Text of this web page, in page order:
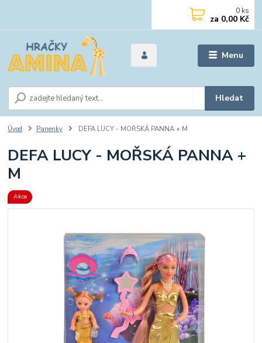
Menu
Hledat
0 ks
za 0,00 Kč
Úvod Panenky DEFA LUCY - MOŘSKÁ PANNA + M
DEFA LUCY - MOŘSKÁ PANNA +
M
Akce